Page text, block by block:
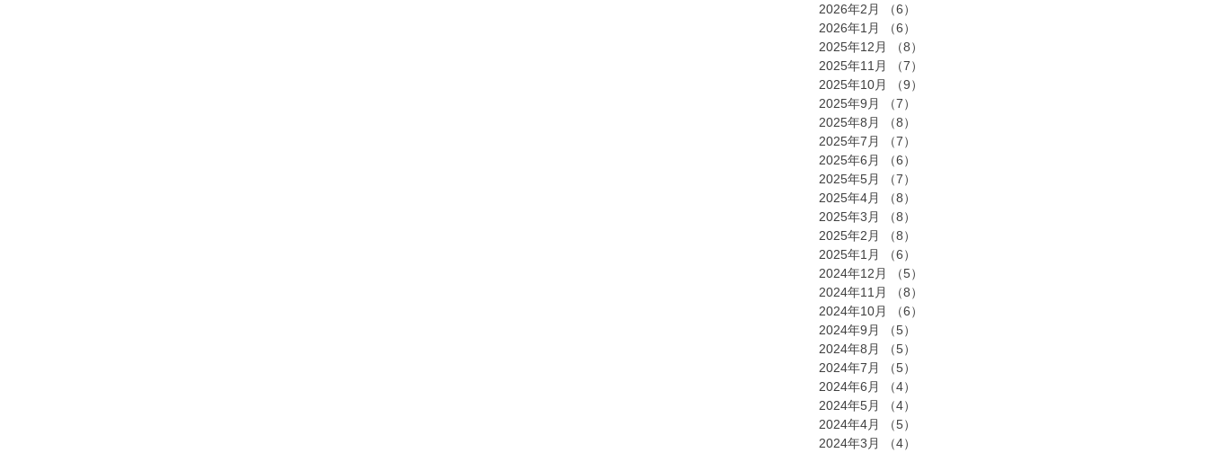
2026年2月
（6）
2026年1月
（6）
2025年12月
（8）
2025年11月
（7）
2025年10月
（9）
2025年9月
（7）
2025年8月
（8）
2025年7月
（7）
2025年6月
（6）
2025年5月
（7）
2025年4月
（8）
2025年3月
（8）
2025年2月
（8）
2025年1月
（6）
2024年12月
（5）
2024年11月
（8）
2024年10月
（6）
2024年9月
（5）
2024年8月
（5）
2024年7月
（5）
2024年6月
（4）
2024年5月
（4）
2024年4月
（5）
2024年3月
（4）